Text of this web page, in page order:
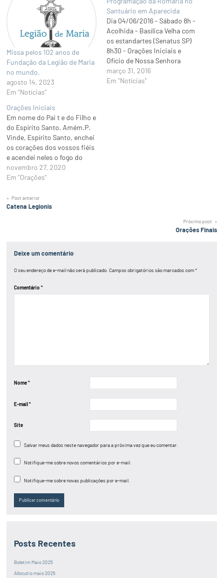
Missa pelos 102 anos de
Fundação da Legião de Maria
no mundo.
agosto 14, 2023
Em "Notícias"
Santuário em Aparecida
Dia 04/06/2016 - Sábado 8h -
Acolhida - Basílica Velha com
os estandartes (Senatus SP)
8h30 - Orações Iniciais e
Ofício de Nossa Senhora
(Regia Brasília) 9h - Rosário
de Nossa Senhora (Senatus
março 31, 2016
Em "Notícias"
Orações Iniciais
Em nome do Pai t e do Filho e
do Espírito Santo. Amém.P.
Vinde, Espírito Santo, enchei
os corações dos vossos fiéis
e acendei neles o fogo do
Vosso amor. Enviai, Senhor,
o Vosso Espírito e tudo será
da terra.P. Oremos: Ó Deus
que santificais…
novembro 27, 2020
Em "Orações"
Navegação
de
Post anterior
Catena Legionis
Próximo post
Orações Finais
Deixe um comentário
O seu endereço de e-mail não será publicado. Campos obrigatórios são marcados com*
Comentário*
Nome*
E-mail*
Site
Salvar meus dados neste navegador para a próxima vez que eu comentar.
Notifique-me sobre novos comentários por e-mail.
Notifique-me sobre novas publicações por e-mail.
Posts Recentes
Boletim Maio 2025
Allocutio maio 2025